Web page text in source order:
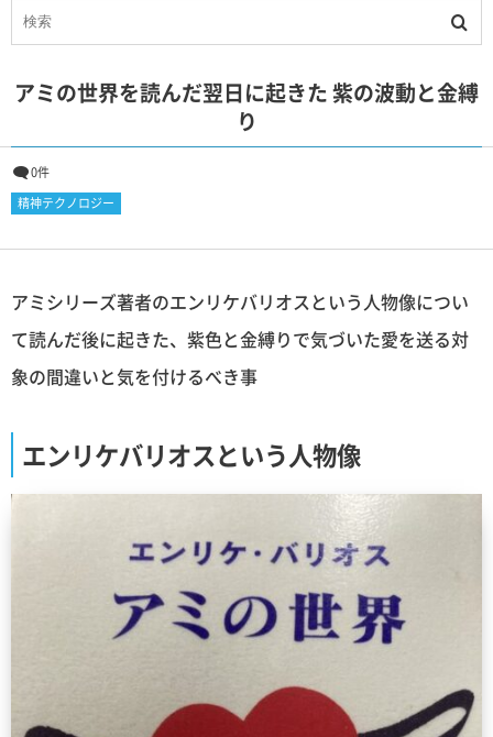
アミの世界を読んだ翌日に起きた 紫の波動と金縛
り
0件
精神テクノロジー
アミシリーズ著者のエンリケバリオスという人物像につい
て読んだ後に起きた、紫色と金縛りで気づいた愛を送る対
象の間違いと気を付けるべき事
エンリケバリオスという人物像